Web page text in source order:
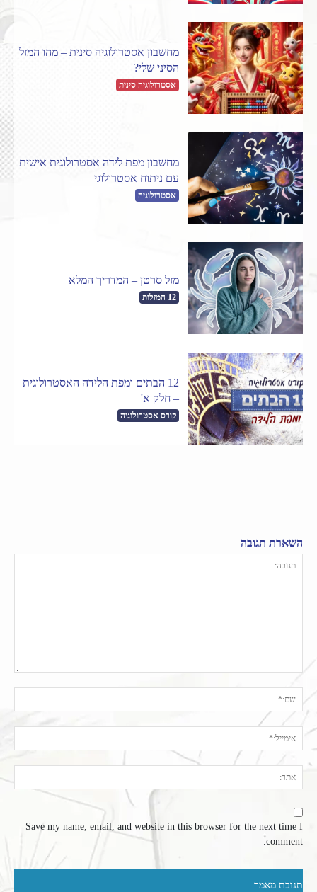
מחשבון אסטרולוגיה סינית – מהו המזל
הסיני שלי?
אסטרולוגיה סינית
מחשבון מפת לידה אסטרולוגית אישית
עם ניתוח אסטרולוגי
אסטרולוגיה
מזל סרטן – המדריך המלא
12 המזלות
12 הבתים ומפת הלידה האסטרולוגית
– חלק א'
קורס אסטרולוגיה
השארת תגובה
Save my name, email, and website in this browser for the next time I
comment.